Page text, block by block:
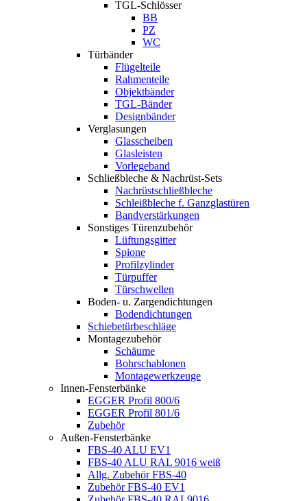
TGL-Schlösser
BB
PZ
WC
Türbänder
Flügelteile
Rahmenteile
Objektbänder
TGL-Bänder
Designbänder
Verglasungen
Glasscheiben
Glasleisten
Vorlegeband
Schließbleche & Nachrüst-Sets
Nachrüstschließbleche
Schleißbleche f. Ganzglastüren
Bandverstärkungen
Sonstiges Türenzubehör
Lüftungsgitter
Spione
Profilzylinder
Türpuffer
Türschwellen
Boden- u. Zargendichtungen
Bodendichtungen
Schiebetürbeschläge
Montagezubehör
Schäume
Bohrschablonen
Montagewerkzeuge
Innen-Fensterbänke
EGGER Profil 800/6
EGGER Profil 801/6
Zubehör
Außen-Fensterbänke
FBS-40 ALU EV1
FBS-40 ALU RAL 9016 weiß
Allg. Zubehör FBS-40
Zubehör FBS-40 EV1